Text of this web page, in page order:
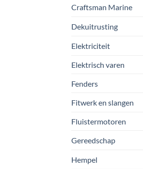
Craftsman Marine
Dekuitrusting
Elektriciteit
Elektrisch varen
Fenders
Fitwerk en slangen
Fluistermotoren
Gereedschap
Hempel